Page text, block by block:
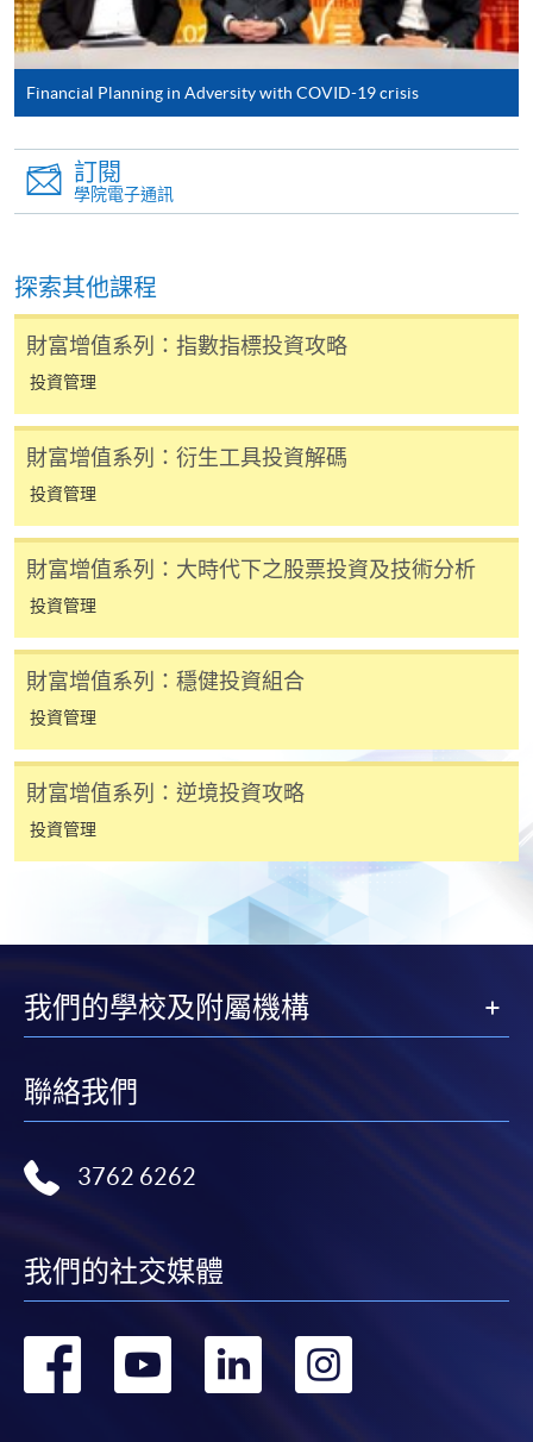
2
19 Sep 26
(Sat)
9:30-12:30 & 13:30-
16:30
3
3 Oct 26 (Sat) 13:30-16:30
4
17 Oct 26
6
24 Oct 26
(Sat)
16:30
7
31 Oct 26
*(Class schedule will be given out upon one week prior
to course commencement through by Email 時間表會在
親身報名/郵遞
報讀新課程
凡以「先到先得」為取錄方式的課程，請填妥
SF26報名表，親往
[下載報名表SF26
申請學歷頒授及專業課程可能需要其他資料，報名
表可向報名中心或有關課程負責人索取。填妥申請
往報名中心或以郵遞方式遞交。
報讀同一學歷頒授課程內其他單元
用於一般學歷頒授課程。
課程負責人會為學員送上「註冊及學費通知」
(「通知」)，請填妥有關「通知」，並親往報名中
有關繳費詳情，請參閱付款方法
何疑問，請詳閱個別課程資料，或聯絡有關課程負責
人或報名中心。
課程/科目報名注意事項:
JavaScript程式瀏覽器的電腦上進行。建議選用
Google Chrome瀏覽器。
必須重新開始整個申請程序。
報讀優惠，請親臨學院的報名中心報名。
功被獲取錄。任何不成功的申請，課程組職員將儘
程/科目只可提交一次申請。
在網上報名過程中，付款成功後，網頁將顯示付款
Financial Planning in Adversity with COVID-19 crisis
訂閱
學院電子通訊
探索其他課程
財富增值系列：指數指標投資攻略
投資管理
財富增值系列：衍生工具投資解碼
投資管理
財富增值系列：大時代下之股票投資及技術分析
投資管理
財富增值系列：穩健投資組合
投資管理
財富增值系列：逆境投資攻略
投資管理
我們的學校及附屬機構
聯絡我們
3762 6262
我們的社交媒體
轉 轉 轉 轉